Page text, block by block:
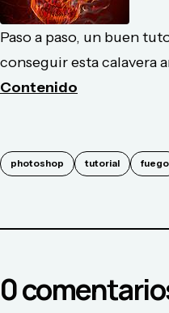
Paso a paso, un buen
conseguir esta calavera
Contenido
photoshop tutorial fuego
0comentario